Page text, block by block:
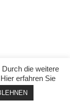
die weitere
erfahren Sie